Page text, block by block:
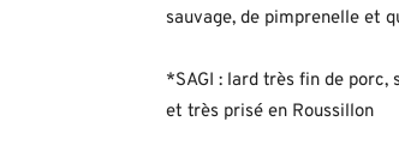
sauvage, de pimprenelle et
*SAGI : lard très fin de
et très prisé en Roussillon